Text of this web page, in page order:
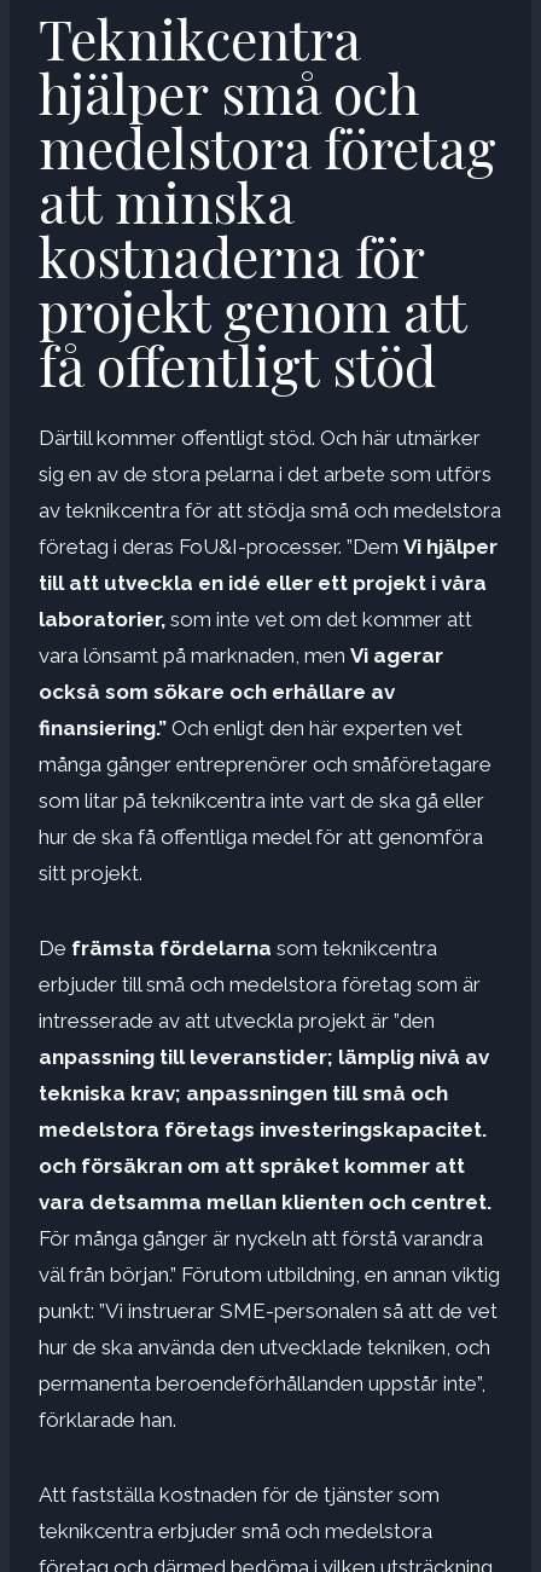
Teknikcentra
hjälper små och
medelstora företag
att minska
kostnaderna för
projekt genom att
få offentligt stöd
Därtill kommer offentligt stöd. Och här utmärker
sig en av de stora pelarna i det arbete som utförs
av teknikcentra för att stödja små och medelstora
företag i deras FoU&I-processer. ”Dem Vi hjälper
till att utveckla en idé eller ett projekt i våra
laboratorier, som inte vet om det kommer att
vara lönsamt på marknaden, men Vi agerar
också som sökare och erhållare av
finansiering.” Och enligt den här experten vet
många gånger entreprenörer och småföretagare
som litar på teknikcentra inte vart de ska gå eller
hur de ska få offentliga medel för att genomföra
sitt projekt.
De främsta fördelarna som teknikcentra
erbjuder till små och medelstora företag som är
intresserade av att utveckla projekt är ”den
anpassning till leveranstider; lämplig nivå av
tekniska krav; anpassningen till små och
medelstora företags investeringskapacitet.
och försäkran om att språket kommer att
vara detsamma mellan klienten och centret.
För många gånger är nyckeln att förstå varandra
väl från början.” Förutom utbildning, en annan viktig
punkt: ”Vi instruerar SME-personalen så att de vet
hur de ska använda den utvecklade tekniken, och
permanenta beroendeförhållanden uppstår inte”,
förklarade han.
Att fastställa kostnaden för de tjänster som
teknikcentra erbjuder små och medelstora
företag och därmed bedöma i vilken utsträckning